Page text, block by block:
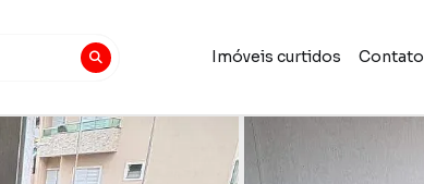
Imóveis curtidos Contato